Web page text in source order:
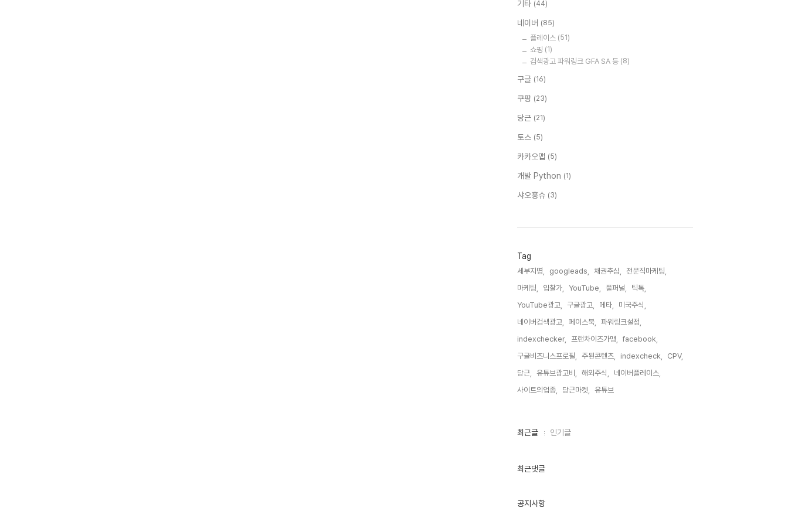
기타 (44)
네이버 (85)
플레이스 (51)
쇼핑 (1)
검색광고 파워링크 GFA SA 등 (8)
구글 (16)
쿠팡 (23)
당근 (21)
토스 (5)
카카오맵 (5)
개발 Python (1)
샤오홍슈 (3)
Tag
세부지명, googleads, 채권추심,
전문직마케팅,
마케팅,
입찰가, YouTube, 풀퍼널,
틱톡,
YouTube광고,
구글광고, 메타,
미국주식,
네이버검색광고,
페이스북,
파워링크설정,
indexchecker,
프랜차이즈가맹,
facebook,
구글비즈니스프로필,
주된콘텐츠, indexcheck,
CPV,
당근,
유튜브광고비, 해외주식,
네이버플레이스,
사이트의업종,
당근마켓, 유튜브,
최
인
최근글 인기글
최근댓글
공지사항